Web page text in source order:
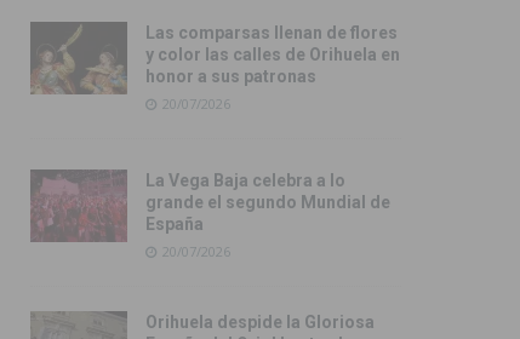
Las comparsas llenan de flores
y color las calles de Orihuela en
honor a sus patronas
20/07/2026
La Vega Baja celebra a lo
grande el segundo Mundial de
España
20/07/2026
Orihuela despide la Gloriosa